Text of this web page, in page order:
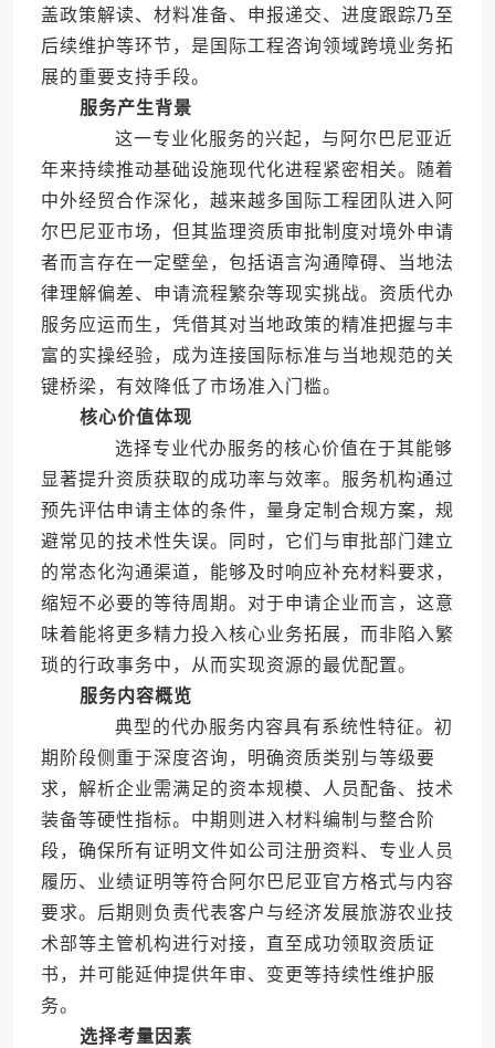
盖政策解读、材料准备、申报递交、进度跟踪乃至
后续维护等环节，是国际工程咨询领域跨境业务拓
展的重要支持手段。
服务产生背景
这一专业化服务的兴起，与阿尔巴尼亚近
年来持续推动基础设施现代化进程紧密相关。随着
中外经贸合作深化，越来越多国际工程团队进入阿
尔巴尼亚市场，但其监理资质审批制度对境外申请
者而言存在一定壁垒，包括语言沟通障碍、当地法
律理解偏差、申请流程繁杂等现实挑战。资质代办
服务应运而生，凭借其对当地政策的精准把握与丰
富的实操经验，成为连接国际标准与当地规范的关
键桥梁，有效降低了市场准入门槛。
核心价值体现
选择专业代办服务的核心价值在于其能够
显著提升资质获取的成功率与效率。服务机构通过
预先评估申请主体的条件，量身定制合规方案，规
避常见的技术性失误。同时，它们与审批部门建立
的常态化沟通渠道，能够及时响应补充材料要求，
缩短不必要的等待周期。对于申请企业而言，这意
味着能将更多精力投入核心业务拓展，而非陷入繁
琐的行政事务中，从而实现资源的最优配置。
服务内容概览
典型的代办服务内容具有系统性特征。初
期阶段侧重于深度咨询，明确资质类别与等级要
求，解析企业需满足的资本规模、人员配备、技术
装备等硬性指标。中期则进入材料编制与整合阶
段，确保所有证明文件如公司注册资料、专业人员
履历、业绩证明等符合阿尔巴尼亚官方格式与内容
要求。后期则负责代表客户与经济发展旅游农业技
术部等主管机构进行对接，直至成功领取资质证
书，并可能延伸提供年审、变更等持续性维护服
务。
选择考量因素